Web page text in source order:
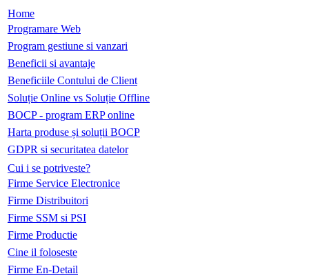
Home
Programare Web
Program gestiune si vanzari
Beneficii si avantaje
Beneficiile Contului de Client
Soluție Online vs Soluție Offline
BOCP - program ERP online
Harta produse și soluții BOCP
GDPR si securitatea datelor
Cui i se potriveste?
Firme Service Electronice
Firme Distribuitori
Firme SSM si PSI
Firme Productie
Cine il foloseste
Firme En-Detail